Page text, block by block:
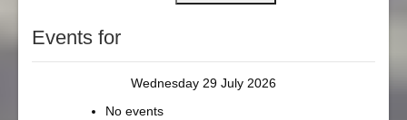
Events for
Wednesday 29 July 2026
No events